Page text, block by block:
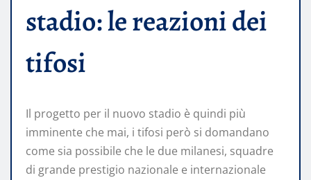
stadio: le reazioni dei
tifosi
Il progetto per il nuovo stadio è quindi più
imminente che mai, i tifosi però si domandano
come sia possibile che le due milanesi, squadre
di grande prestigio nazionale e internazionale